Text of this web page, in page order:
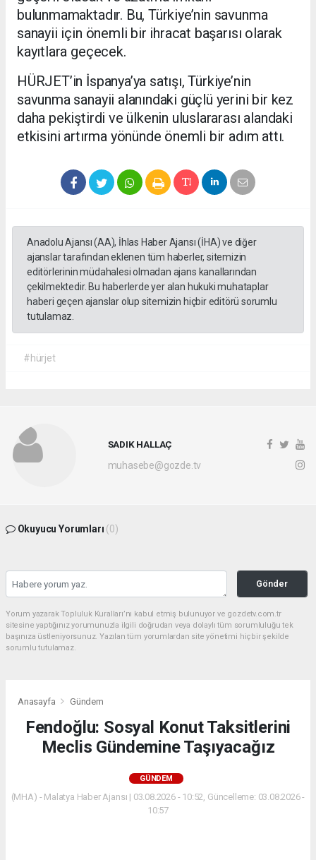
bulunmamaktadır. Bu, Türkiye’nin savunma
sanayii için önemli bir ihracat başarısı olarak
kayıtlara geçecek.
HÜRJET’in İspanya’ya satışı, Türkiye’nin
savunma sanayii alanındaki güçlü yerini bir kez
daha pekiştirdi ve ülkenin uluslararası alandaki
etkisini artırma yönünde önemli bir adım attı.
Anadolu Ajansı (AA), İhlas Haber Ajansı (İHA) ve diğer
ajanslar tarafından eklenen tüm haberler, sitemizin
editörlerinin müdahalesi olmadan ajans kanallarından
çekilmektedir. Bu haberlerde yer alan hukuki muhataplar
haberi geçen ajanslar olup sitemizin hiçbir editörü sorumlu
tutulamaz.
#hürjet
SADIK HALLAÇ
muhasebe@gozde.tv
Okuyucu Yorumları (0)
Gönder
Yorum yazarak Topluluk Kuralları’nı kabul etmiş bulunuyor ve gozdetv.com.tr
sitesine yaptığınız yorumunuzla ilgili doğrudan veya dolaylı tüm sorumluluğu tek
başınıza üstleniyorsunuz. Yazılan tüm yorumlardan site yönetimi hiçbir şekilde
sorumlu tutulamaz.
Anasayfa Gündem
Fendoğlu: Sosyal Konut Taksitlerini
Meclis Gündemine Taşıyacağız
GÜNDEM
(MHA) - Malatya Haber Ajansı | 03.08.2026 - 10:52, Güncelleme: 03.08.2026 -
10:57